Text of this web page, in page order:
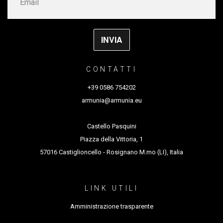
CONTATTI
+39 0586 754202
armunia@armunia.eu
Castello Pasquini
Piazza della Vittoria, 1
57016 Castiglioncello - Rosignano M.mo (LI), Italia
LINK UTILI
Amministrazione trasparente